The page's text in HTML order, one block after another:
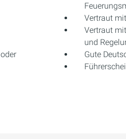
Vertraut
Vertraut
und
Gute